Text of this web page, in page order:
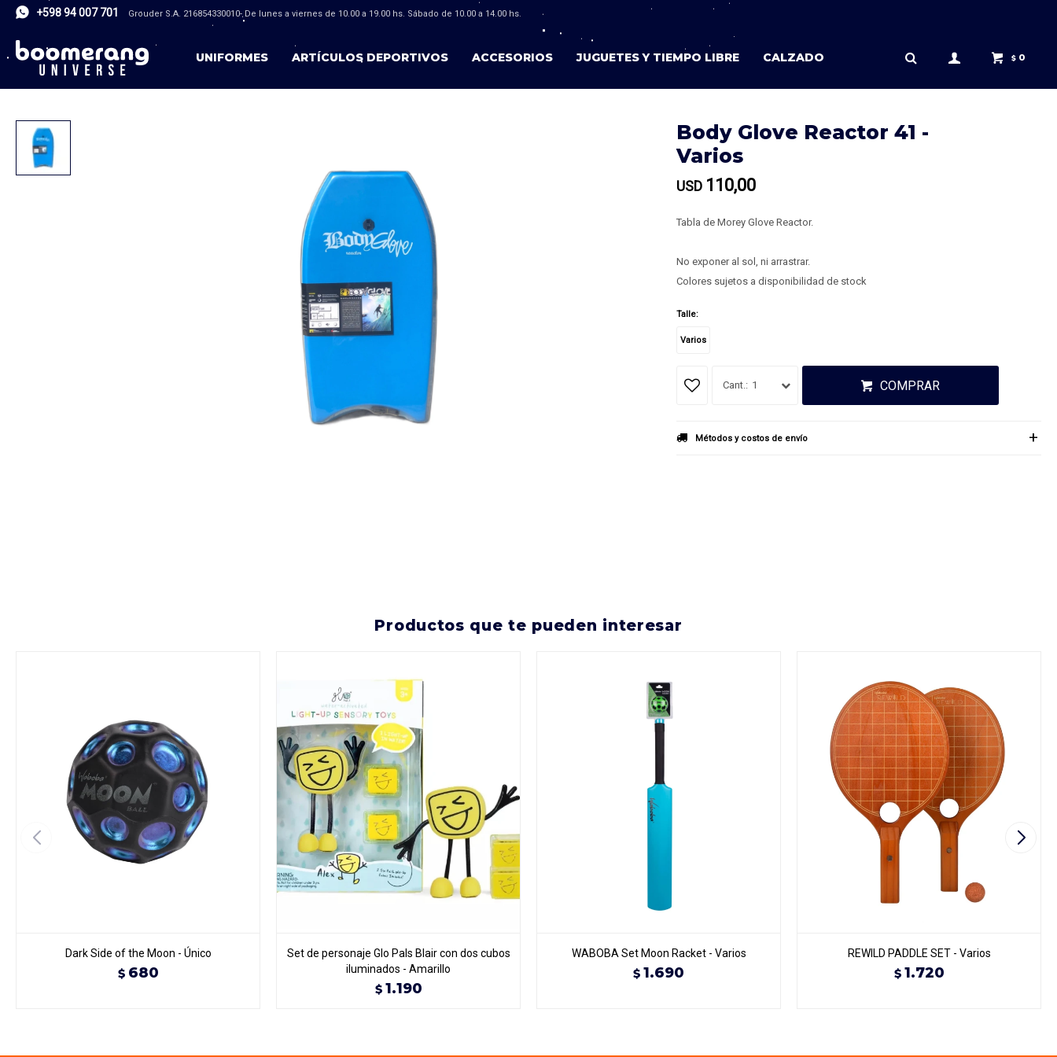
UNIFORMES ARTÍCULOS DEPORTIVOS ACCESORIOS JUGUETES Y TIEMPO LIBRE CALZADO $ 0
+598 94 007 701 Grouder S.A. 216854330010- De lunes a viernes de 10.00 a 19.00 hs. Sábado de 10.00 a 14.00 hs.
Body Glove Reactor 41 -
Varios
USD 110,00
Tabla de Morey Glove Reactor.
No exponer al sol, ni arrastrar.
Colores sujetos a disponibilidad de stock
Talle:
Varios
1 COMPRAR
Métodos y costos de envío
productos que te pueden interesar
Dark Side of the Moon - Único
$ 680
Set de personaje Glo Pals Blair con dos cubos
iluminados - Amarillo
$ 1.190
WABOBA Set Moon Racket - Varios
$ 1.690
REWILD PADDLE SET - Varios
$ 1.720